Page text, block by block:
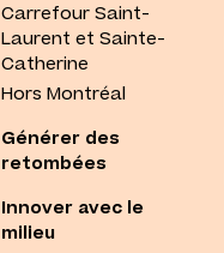
Carrefour Saint-
Laurent et Sainte-
Catherine
Hors Montréal
Générer des
retombées
Innover avec le
milieu